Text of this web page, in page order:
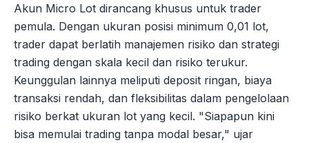
Akun Micro Lot dirancang khusus untuk trader
pemula. Dengan ukuran posisi minimum 0,01 lot,
trader dapat berlatih manajemen risiko dan strategi
trading dengan skala kecil dan risiko terukur.
Keunggulan lainnya meliputi deposit ringan, biaya
transaksi rendah, dan fleksibilitas dalam pengelolaan
risiko berkat ukuran lot yang kecil. "Siapapun kini
bisa memulai trading tanpa modal besar," ujar